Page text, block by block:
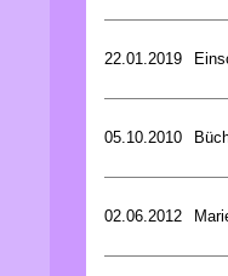
22.01.2019
05.10.2010
02.06.2012